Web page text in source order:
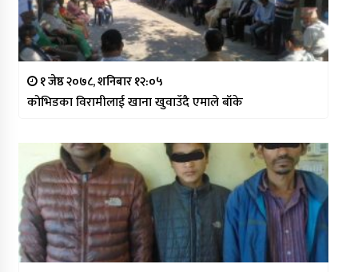
१ जेष्ठ २०७८, शनिबार १२:०५
कोभिडका विरामीलाई खाना खुवाउँदै एमाले बाँके